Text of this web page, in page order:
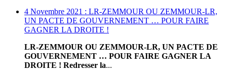
4 Novembre 2021 : LR-ZEMMOUR OU ZEMMOUR-LR,
UN PACTE DE GOUVERNEMENT … POUR FAIRE
GAGNER LA DROITE !
LR-ZEMMOUR OU ZEMMOUR-LR, UN PACTE DE
GOUVERNEMENT … POUR FAIRE GAGNER LA
DROITE ! Redresser la...